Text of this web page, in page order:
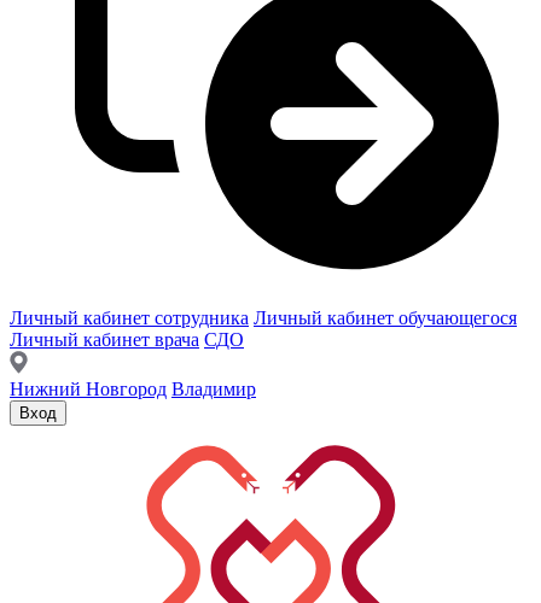
Личный кабинет сотрудника Личный кабинет обучающегося
Личный кабинет врача СДО
Нижний Новгород Владимир
Вход